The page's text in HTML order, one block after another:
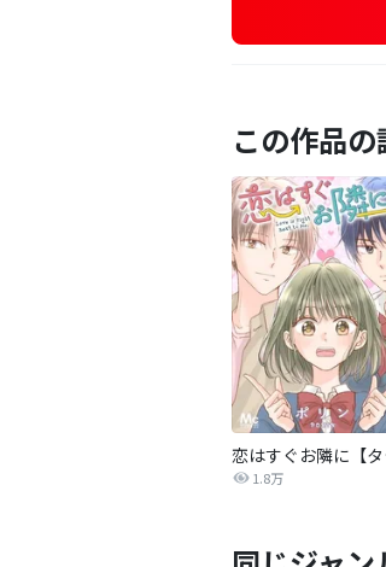
この作品
恋
1.8万